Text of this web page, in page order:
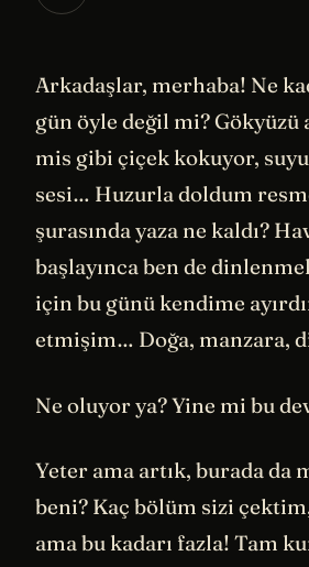
Arkadaşlar, merhaba! Ne
gün öyle değil mi? Gökyüzü
mis gibi çiçek kokuyor,
sesi… Huzurla doldum
şurasında yaza ne kaldı?
başlayınca ben de
için bu günü kendime
etmişim… Doğa, manzara,
Ne oluyor ya? Yine mi bu
Yeter ama artık, burada da
beni? Kaç bölüm sizi
ama bu kadarı fazla! Tam